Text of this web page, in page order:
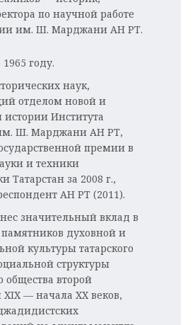
по научной работе
им. Ш. Марджани АН РТ.
году.
наук,
отделом новой и
Института
Ш. Марджани АН РТ,
премии в
и техники
Татарстан за 2008 г.,
АН РТ (2011).
значительный вклад в
духовной и
культуры татарского
структуры
общества второй
— начала XX веков,